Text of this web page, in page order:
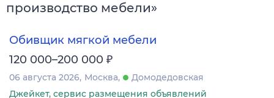
производство мебели»
Обивщик мягкой мебели
120 000–200 000 ₽
06 августа 2026 Москва
Домодедовская
Джейкет, сервис размещения объявлений